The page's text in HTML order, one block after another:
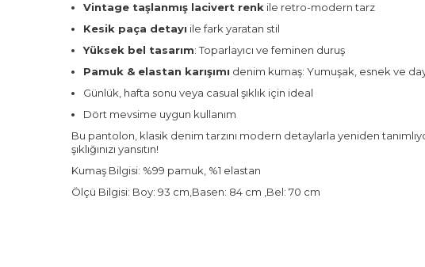
Vintage taşlanmış lacivert renk ile retro-modern tarz
Kesik paça detayı ile fark yaratan stil
Yüksek bel tasarım: Toparlayıcı ve feminen duruş
Pamuk & elastan karışımı denim kumaş: Yumuşak, esnek ve
Günlük, hafta sonu veya casual şıklık için ideal
Dört mevsime uygun kullanım
Bu pantolon, klasik denim tarzını modern detaylarla yeniden
şıklığınızı yansıtın!
Kumaş Bilgisi: %99 pamuk, %1 elastan
Ölçü Bilgisi: Boy: 93 cm,Basen: 84 cm ,Bel: 70 cm